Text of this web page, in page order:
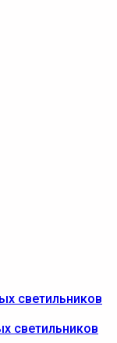
светильников
светильников